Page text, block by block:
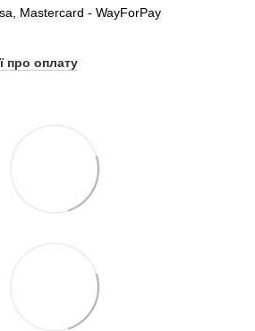
Mastercard - WayForPay
про оплату